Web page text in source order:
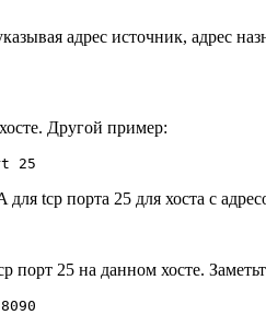
адрес источник, адрес
Другой пример:
25
tcp порта 25 для хоста с
порт 25 на данном хосте.